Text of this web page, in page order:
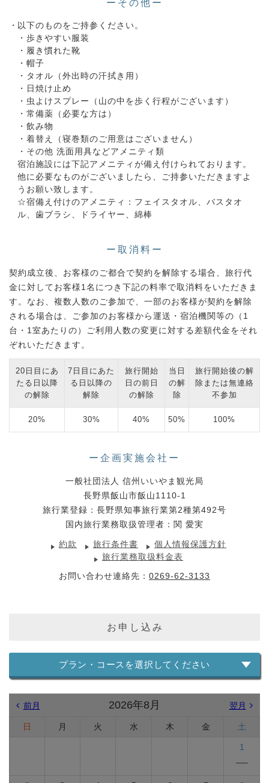
ーその他ー
以下のものをご持参ください。
・歩きやすい服装
・履き慣れた靴
・帽子
・タオル（外出時の汗拭き用）
・日焼け止め
・虫よけスプレー（山の中を歩く行程がございます）
・常備薬（必要な方は）
・飲み物
・着替え（寝巻類のご用意はございません）
・その他 洗面用具などアメニティ類
宿泊施設には下記アメニティが備え付けられております。
他に必要なものがございましたら、ご持参いただきますよ
うお願い致します。
☆宿備え付けのアメニティ：フェイスタオル、バスタオ
ル、歯ブラシ、ドライヤー、綿棒
ー取消料ー
契約成立後、お客様のご都合で契約を解除する場合、旅行代
金に対してお客様1名につき下記の料率で取消料をいただきま
す。なお、複数人数のご参加で、一部のお客様が契約を解除
される場合は、ご参加のお客様から運送・宿泊機関等の（1
台・1室あたりの）ご利用人数の変更に対する差額代金をそれ
ぞれいただきます。
20日目にあ
たる日以降
の解除
7日目にあた
る日以降の
解除
旅行開始
日の前日
の解除
当日
の解
除
旅行開始後の解
除または無連絡
不参加
20% 30% 40% 50% 100%
ー企画実施会社ー
一般社団法人 信州いいやま観光局
長野県飯山市飯山1110-1
旅行業登録：長野県知事旅行業第2種第492号
国内旅行業務取扱管理者：関 愛実
約款 旅行条件書
個人情報保護方針
旅行業務取扱料金表
お問い合わせ連絡先： 0269-62-3133
お申し込み
プラン・コースを選択してください
前月 2026年8月 翌月
日 月 火 水 木 金 土
1